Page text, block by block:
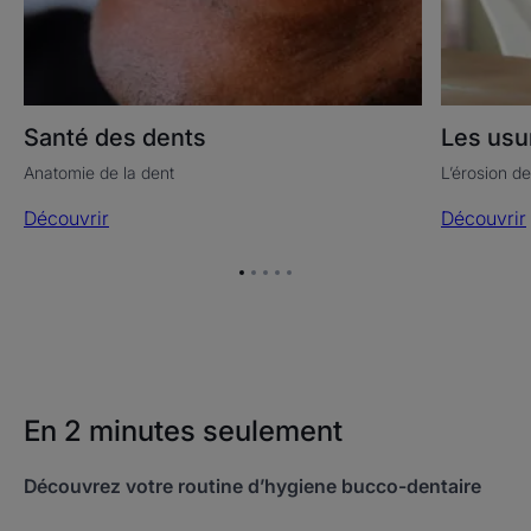
Santé des dents
Anatomie de la dent
Découvrir
Les
L’érosion
Découvrir
Aller
Aller
AllerAllerAller
En 2 minutes seulement
Découvrez votre routine d’hygiene bucco-dentaire